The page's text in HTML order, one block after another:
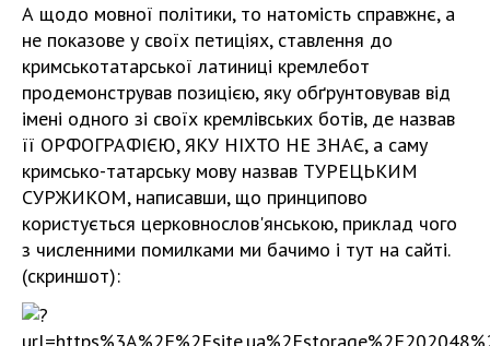
А щодо мовної політики, то натомість справжнє, а
не показове у своїх петиціях, ставлення до
кримськотатарської латиниці кремлебот
продемонстрував позицією, яку обґрунтовував від
імені одного зі своїх кремлівських ботів, де назвав
її ОРФОГРАФІЄЮ, ЯКУ НІХТО НЕ ЗНАЄ, а саму
кримсько-татарську мову назвав ТУРЕЦЬКИМ
СУРЖИКОМ, написавши, що принципово
користується церковнослов'янською, приклад чого
з численними помилками ми бачимо і тут на сайті.
(скриншот):